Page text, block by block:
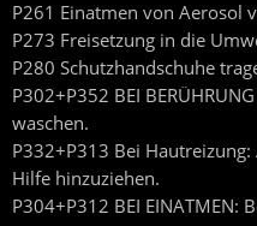
P261 Einatmen von Aerosol
P273 Freisetzung in die
P280 Schutzhandschuhe
P302+P352 BEI
waschen.
P332+P313 Bei
Hilfe hinzuziehen.
P304+P312 BEI EINATMEN: